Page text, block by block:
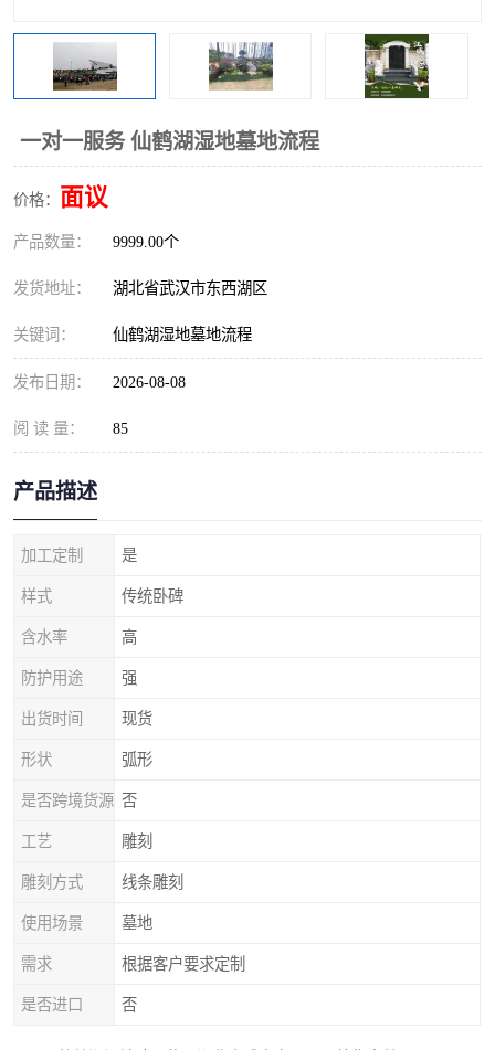
一对一服务 仙鹤湖湿地墓地流程
价格： 面议
产品数量： 9999.00个
发货地址： 湖北省武汉市东西湖区
关键词： 仙鹤湖湿地墓地流程
发布日期： 2026-08-08
阅 读 量： 85
产品描述
加工定制 是
样式 传统卧碑
含水率 高
防护用途 强
出货时间 现货
形状 弧形
是否跨境货源 否
工艺 雕刻
雕刻方式 线条雕刻
使用场景 墓地
需求 根据客户要求定制
是否进口 否